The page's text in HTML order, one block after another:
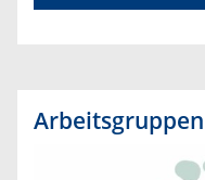
Arbeitsgruppen